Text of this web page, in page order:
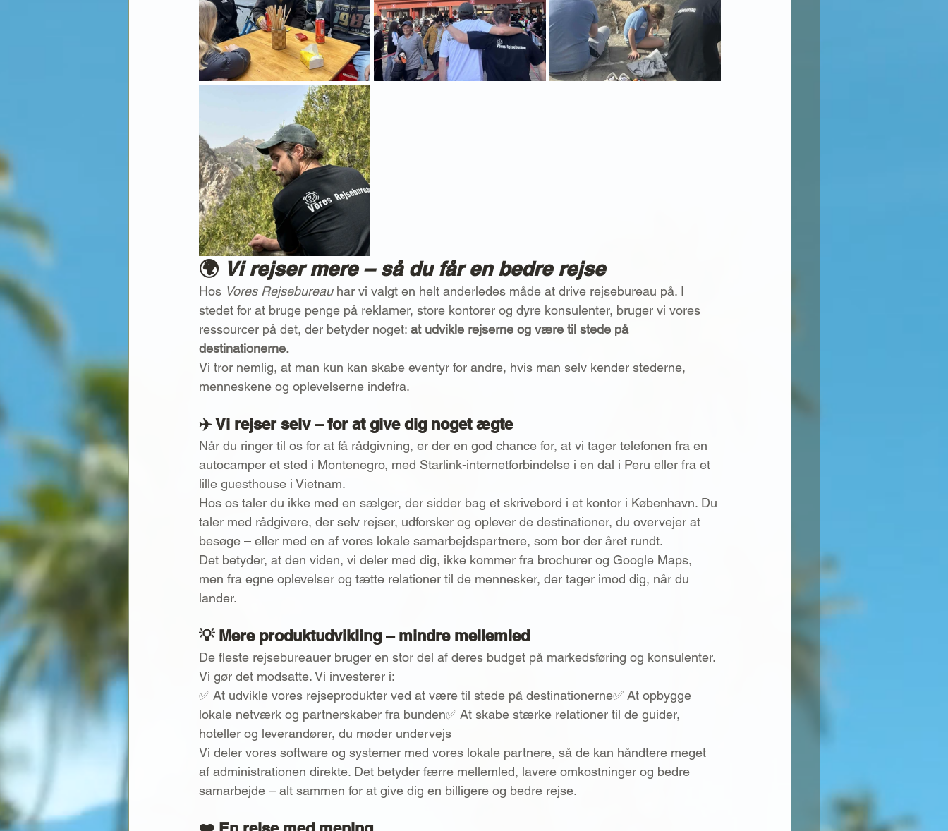
🌍 Vi rejser mere – så du får en bedre rejse
Hos Vores Rejsebureau har vi valgt en helt anderledes måde at drive rejsebureau på. I
stedet for at bruge penge på reklamer, store kontorer og dyre konsulenter, bruger vi vores
ressourcer på det, der betyder noget: at udvikle rejserne og være til stede på
destinationerne.
Vi tror nemlig, at man kun kan skabe eventyr for andre, hvis man selv kender stederne,
menneskene og oplevelserne indefra.
✈️ Vi rejser selv – for at give dig noget ægte
Når du ringer til os for at få rådgivning, er der en god chance for, at vi tager telefonen fra en
autocamper et sted i Montenegro, med Starlink-internetforbindelse i en dal i Peru eller fra et
lille guesthouse i Vietnam.
Hos os taler du ikke med en sælger, der sidder bag et skrivebord i et kontor i København. Du
taler med rådgivere, der selv rejser, udforsker og oplever de destinationer, du overvejer at
besøge – eller med en af vores lokale samarbejdspartnere, som bor der året rundt.
Det betyder, at den viden, vi deler med dig, ikke kommer fra brochurer og Google Maps,
men fra egne oplevelser og tætte relationer til de mennesker, der tager imod dig, når du
lander.
💡 Mere produktudvikling – mindre mellemled
De fleste rejsebureauer bruger en stor del af deres budget på markedsføring og konsulenter.
Vi gør det modsatte. Vi investerer i:
✅ At udvikle vores rejseprodukter ved at være til stede på destinationerne✅ At opbygge
lokale netværk og partnerskaber fra bunden✅ At skabe stærke relationer til de guider,
hoteller og leverandører, du møder undervejs
Vi deler vores software og systemer med vores lokale partnere, så de kan håndtere meget
af administrationen direkte. Det betyder færre mellemled, lavere omkostninger og bedre
samarbejde – alt sammen for at give dig en billigere og bedre rejse.